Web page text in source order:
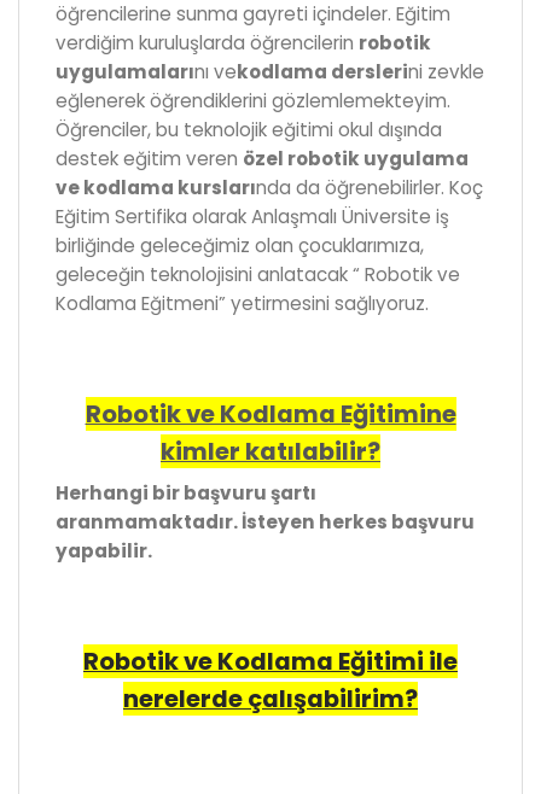
öğrencilerine sunma gayreti içindeler. Eğitim
verdiğim kuruluşlarda öğrencilerin robotik
uygulamalarını vekodlama derslerini zevkle
eğlenerek öğrendiklerini gözlemlemekteyim.
Öğrenciler, bu teknolojik eğitimi okul dışında
destek eğitim veren özel robotik uygulama
ve kodlama kurslarında da öğrenebilirler. Koç
Eğitim Sertifika olarak Anlaşmalı Üniversite iş
birliğinde geleceğimiz olan çocuklarımıza,
geleceğin teknolojisini anlatacak “ Robotik ve
Kodlama Eğitmeni” yetirmesini sağlıyoruz.
Robotik ve Kodlama Eğitimine
kimler katılabilir?
Herhangi bir başvuru şartı
aranmamaktadır. İsteyen herkes başvuru
yapabilir.
Robotik ve Kodlama Eğitimi ile
nerelerde çalışabilirim?